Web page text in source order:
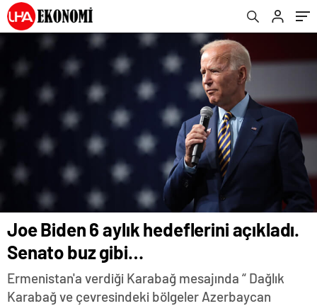
Joe Biden 6 aylık hedeflerini açıkladı.
Senato buz gibi…
Ermenistan'a verdiği Karabağ mesajında “ Dağlık
Karabağ ve çevresindeki bölgeler Azerbaycan
parçasıdır!